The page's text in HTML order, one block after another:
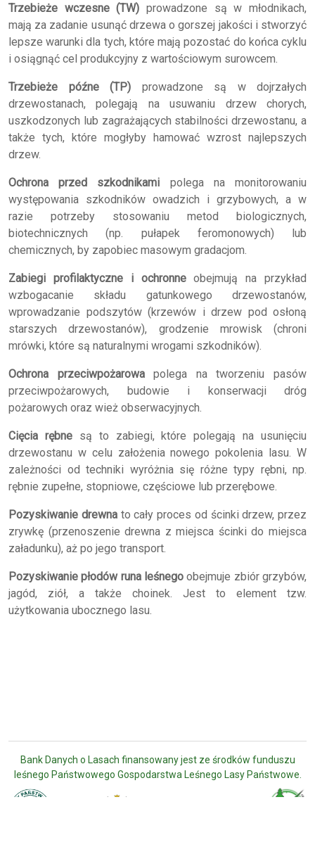
Trzebieże wczesne (TW) prowadzone są w młodnikach,
mają za zadanie usunąć drzewa o gorszej jakości i stworzyć
lepsze warunki dla tych, które mają pozostać do końca cyklu
i osiągnąć cel produkcyjny z wartościowym surowcem.
Trzebieże późne (TP) prowadzone są w dojrzałych
drzewostanach, polegają na usuwaniu drzew chorych,
uszkodzonych lub zagrażających stabilności drzewostanu, a
także tych, które mogłyby hamować wzrost najlepszych
drzew.
Ochrona przed szkodnikami polega na monitorowaniu
występowania szkodników owadzich i grzybowych, a w
razie potrzeby stosowaniu metod biologicznych,
biotechnicznych (np. pułapek feromonowych) lub
chemicznych, by zapobiec masowym gradacjom.
Zabiegi profilaktyczne i ochronneobejmują na przykład
wzbogacanie składu gatunkowego drzewostanów,
wprowadzanie podszytów (krzewów i drzew pod osłoną
starszych drzewostanów), grodzenie mrowisk (chroni
mrówki, które są naturalnymi wrogami szkodników).
Ochrona przeciwpożarowapolega na tworzeniu pasów
przeciwpożarowych, budowie i konserwacji dróg
pożarowych oraz wież obserwacyjnych.
Cięcia rębnesą to zabiegi, które polegają na usunięciu
drzewostanu w celu założenia nowego pokolenia lasu. W
zależności od techniki wyróżnia się różne typy rębni, np.
rębnie zupełne, stopniowe, częściowe lub przerębowe.
Pozyskiwanie drewnato cały proces od ścinki drzew, przez
zrywkę (przenoszenie drewna z miejsca ścinki do miejsca
załadunku), aż po jego transport.
Pozyskiwanie płodów runa leśnego obejmuje zbiór grzybów,
jagód, ziół, a także choinek. Jest to element tzw.
użytkowania ubocznego lasu.
Bank Danych o Lasach finansowany jest ze środków funduszu
leśnego Państwowego Gospodarstwa Leśnego Lasy Państwowe.